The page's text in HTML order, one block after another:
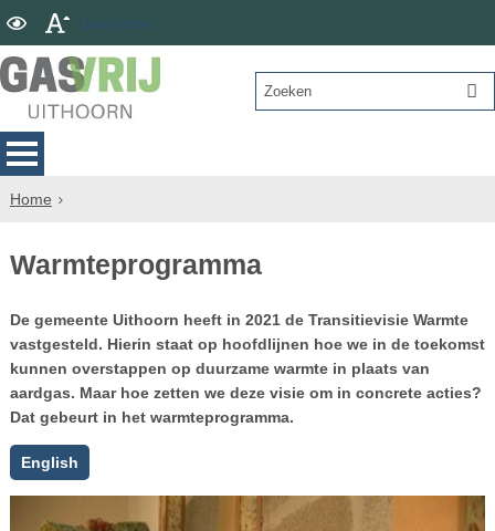
Lees voor
Home
Warmteprogramma
De gemeente Uithoorn heeft in 2021 de Transitievisie Warmte
vastgesteld. Hierin staat op hoofdlijnen hoe we in de toekomst
kunnen overstappen op duurzame warmte in plaats van
aardgas. Maar hoe zetten we deze visie om in concrete acties?
Dat gebeurt in het warmteprogramma.
English